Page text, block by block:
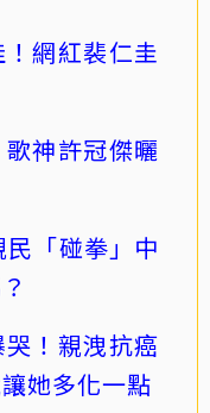
網紅裴仁圭
神許冠傑曬
「碰拳」中
！親洩抗癌
她多化一點